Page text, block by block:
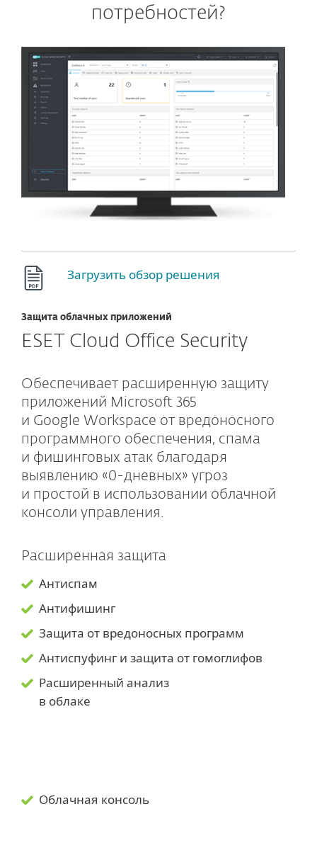
потребностей?
Загрузить обзор решения
Защита облачных приложений
ESET Cloud Office Security
Обеспечивает расширенную защиту
приложений Microsoft 365
и Google Workspace от вредоносного
программного обеспечения, спама
и фишинговых атак благодаря
выявлению «0-дневных» угроз
и простой в использовании облачной
консоли управления.
Расширенная защита
Антиспам
Антифишинг
Защита от вредоносных программ
Антиспуфинг и защита от гомоглифов
Расширенный анализ
в облаке
Облачная консоль